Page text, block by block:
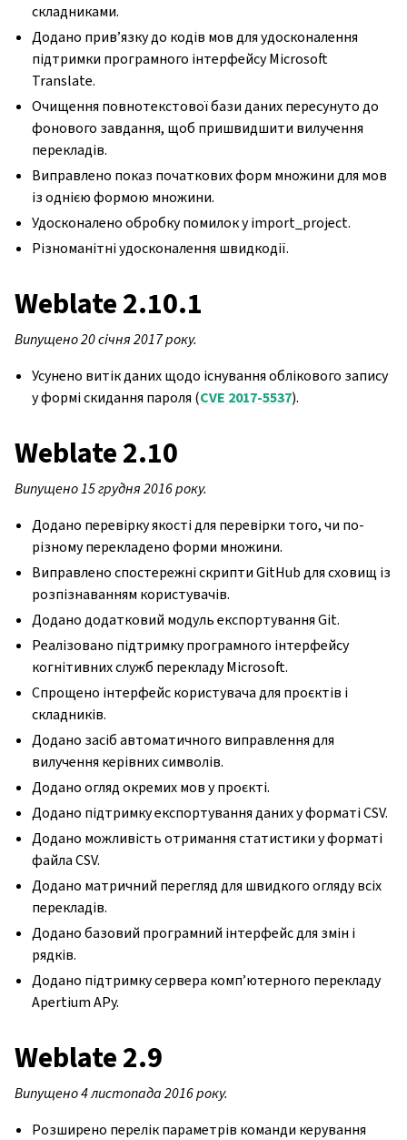
складниками.
Додано прив’язку до кодів мов для удосконалення
підтримки програмного інтерфейсу Microsoft
Translate.
Очищення повнотекстової бази даних пересунуто до
фонового завдання, щоб пришвидшити вилучення
перекладів.
Виправлено показ початкових форм множини для мов
із однією формою множини.
Удосконалено обробку помилок у import_project.
Різноманітні удосконалення швидкодії.
Weblate 2.10.1
Випущено 20 січня 2017 року.
Усунено витік даних щодо існування облікового запису
у формі скидання пароля (CVE 2017-5537).
Weblate 2.10
Випущено 15 грудня 2016 року.
Додано перевірку якості для перевірки того, чи по-
різному перекладено форми множини.
Виправлено спостережні скрипти GitHub для сховищ із
розпізнаванням користувачів.
Додано додатковий модуль експортування Git.
Реалізовано підтримку програмного інтерфейсу
когнітивних служб перекладу Microsoft.
Спрощено інтерфейс користувача для проєктів і
складників.
Додано засіб автоматичного виправлення для
вилучення керівних символів.
Додано огляд окремих мов у проєкті.
Додано підтримку експортування даних у форматі CSV.
Додано можливість отримання статистики у форматі
файла CSV.
Додано матричний перегляд для швидкого огляду всіх
перекладів.
Додано базовий програмний інтерфейс для змін і
рядків.
Додано підтримку сервера комп’ютерного перекладу
Apertium APy.
Weblate 2.9
Випущено 4 листопада 2016 року.
Розширено перелік параметрів команди керування